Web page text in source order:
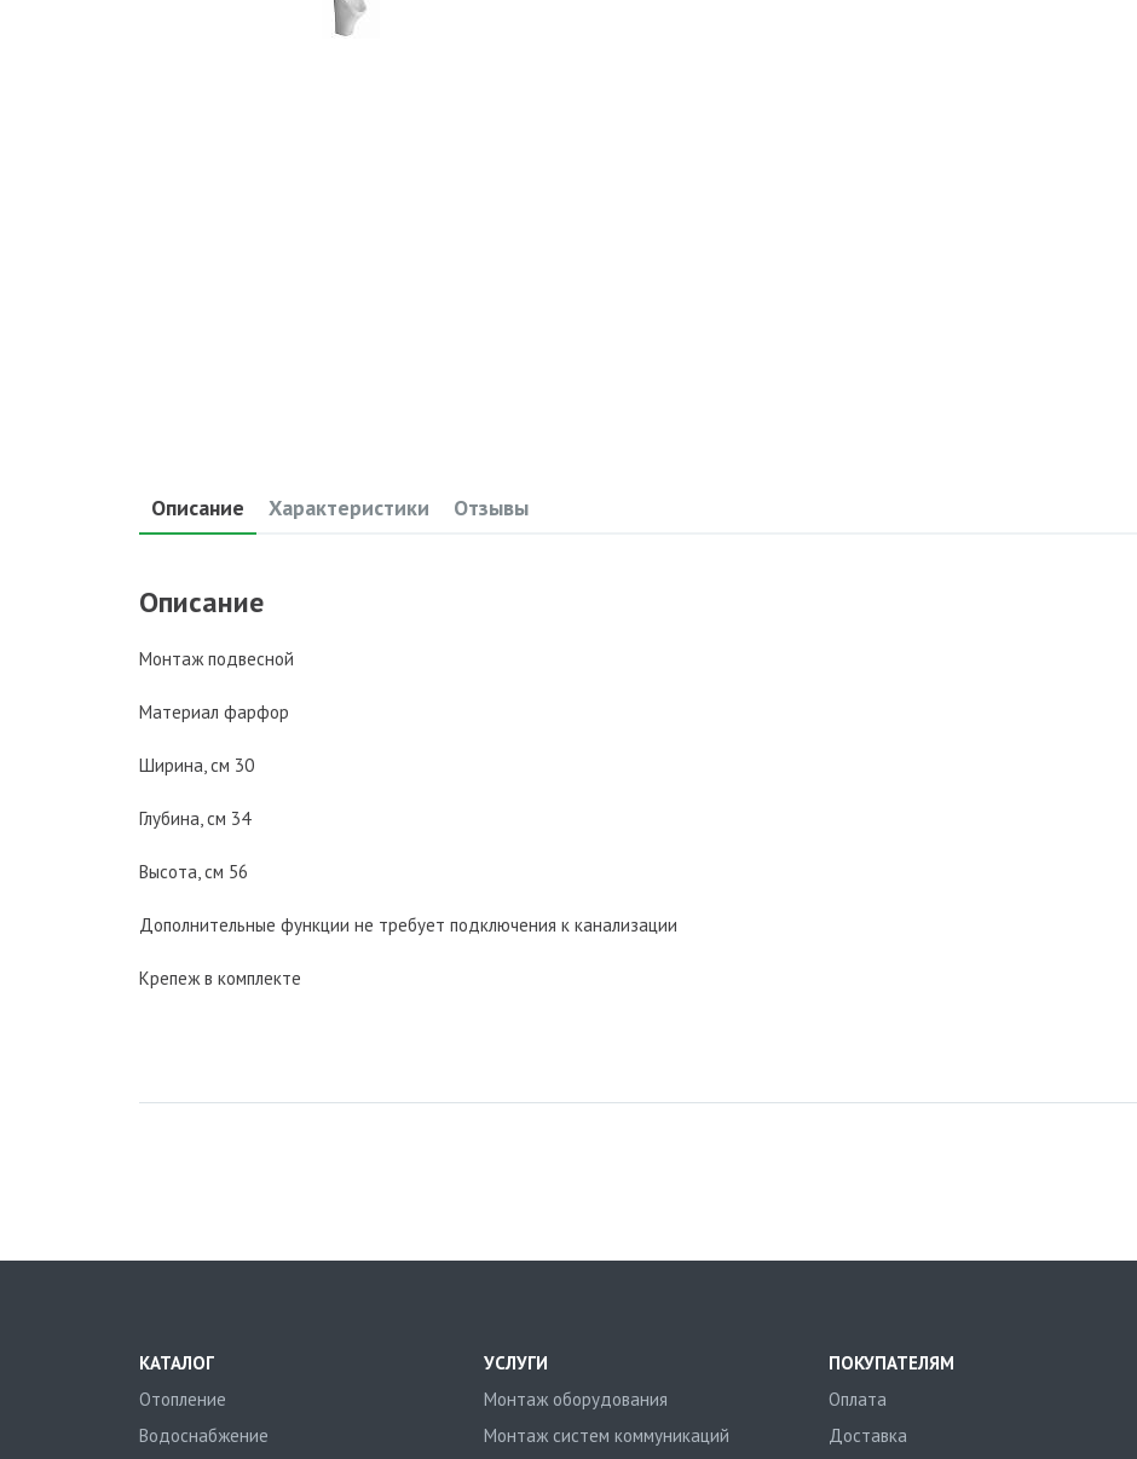
Описание Характеристики Отзывы
Описание
Монтаж подвесной
Материал фарфор
Ширина, см 30
Глубина, см 34
Высота, см 56
Дополнительные функции не требует подключения к канализации
Крепеж в комплекте
КАТАЛОГ
Отопление
Водоснабжение
УСЛУГИ
Монтаж оборудования
Монтаж систем коммуникаций
ПОКУПАТЕЛЯМ
Оплата
Доставка